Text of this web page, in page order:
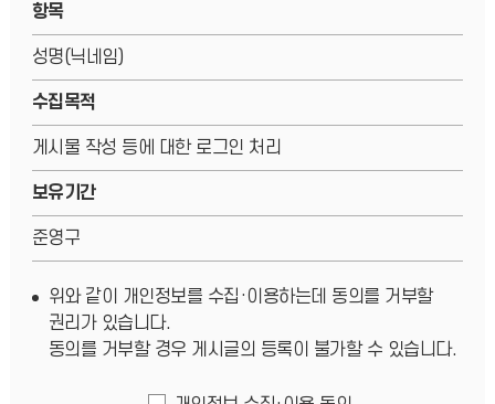
항목
성명(닉네임)
수집목적
게시물 작성 등에 대한 로그인 처리
보유기간
준영구
위와 같이 개인정보를 수집·이용하는데 동의를 거부할
권리가 있습니다.
동의를 거부할 경우 게시글의 등록이 불가할 수 있습니다.